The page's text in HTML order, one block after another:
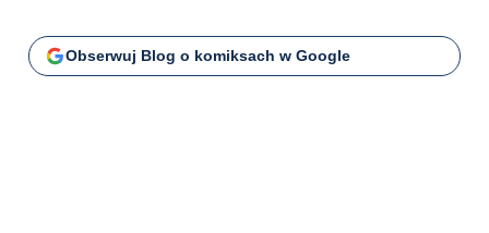
Obserwuj Blog o komiksach w Google